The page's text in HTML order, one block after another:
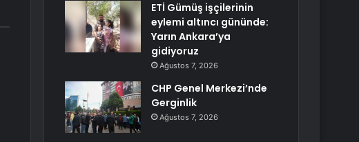
ETİ Gümüş işçilerinin
eylemi altıncı gününde:
Yarın Ankara’ya
gidiyoruz
Ağustos 7, 2026
CHP Genel Merkezi’nde
Gerginlik
Ağustos 7, 2026